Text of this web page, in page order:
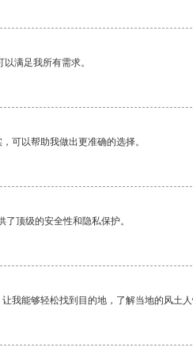
满足我所有需求。
可以帮助我做出更准确的选择。
顶级的安全性和隐私保护。
我能够轻松找到目的地，了解当地的风土